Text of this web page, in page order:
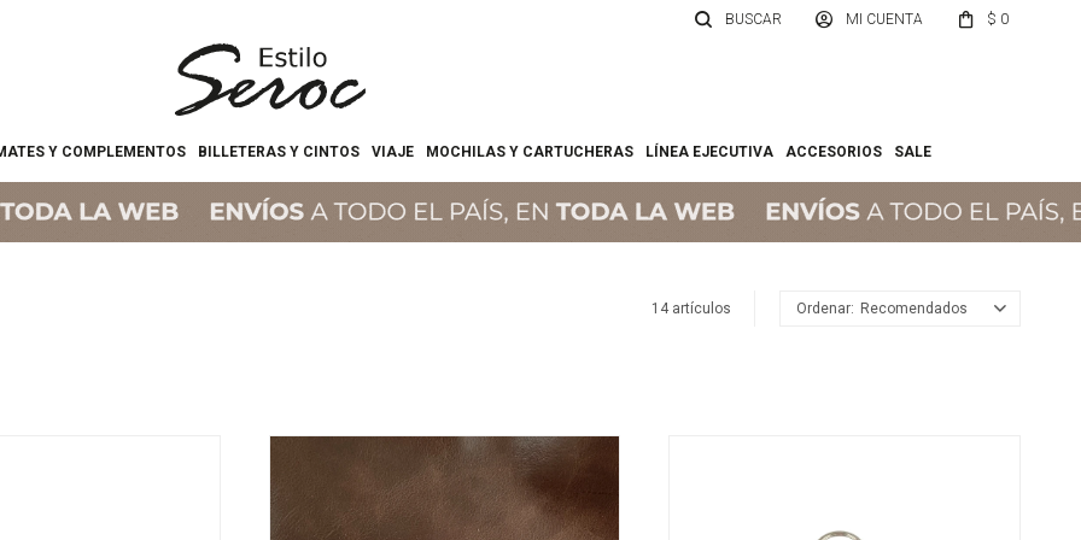
Y COMPLEMENTOS BILLETERAS Y CINTOS VIAJE MOCHILAS Y CARTUCHERAS LÍNEA EJECUTIVA ACCESORIOS SALE
$ 0
14 artículos Recomendados